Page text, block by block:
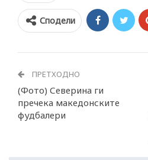
Сподели
ПРЕТХОДНО
(Фото) Северина ги
пречека македонските
фудбалери